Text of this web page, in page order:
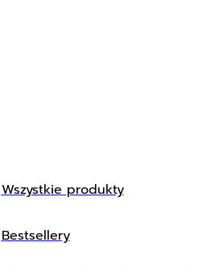
Wszystkie produkty
Bestsellery